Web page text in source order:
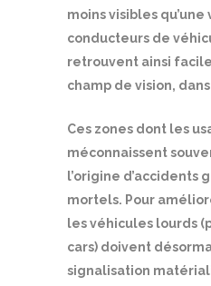
moins visibles
conducteurs de
retrouvent ainsi
champ de vision,
Ces zones dont les
méconnaissent
l’origine d’accidents
mortels. Pour
les véhicules lourds
cars) doivent
signalisation